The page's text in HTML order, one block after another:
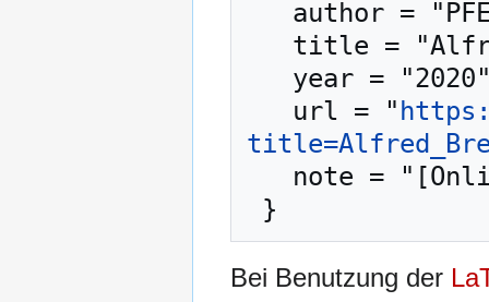
   url = "
Bei Benutzung der